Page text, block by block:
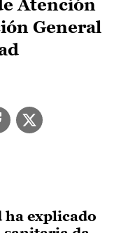
Atención
General
ha explicado